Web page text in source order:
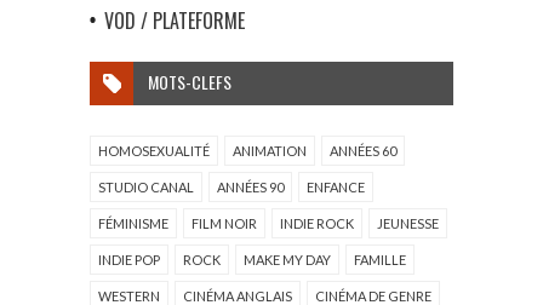
VOD / PLATEFORME
MOTS-CLEFS
HOMOSEXUALITÉ ANIMATION ANNÉES 60
STUDIO CANAL ANNÉES 90 ENFANCE
FÉMINISME FILM NOIR INDIE ROCK JEUNESSE
INDIE POP ROCK MAKE MY DAY FAMILLE
WESTERN CINÉMA ANGLAIS CINÉMA DE GENRE